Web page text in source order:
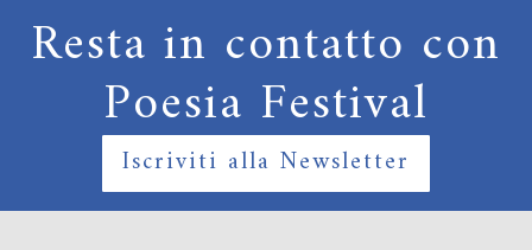
Resta in contatto con
Poesia Festival
Iscriviti alla Newsletter